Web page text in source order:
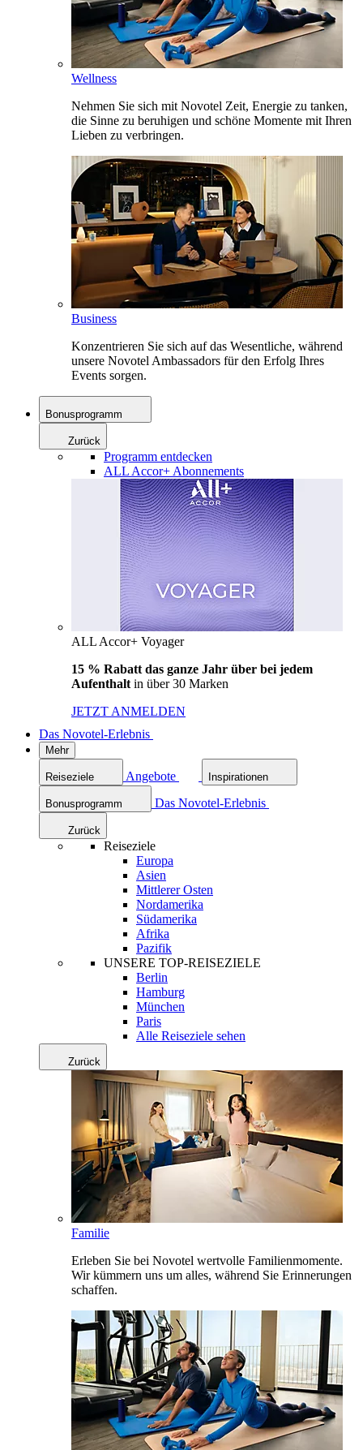
Wellness
Nehmen Sie sich mit Novotel Zeit, Energie zu tanken,
die Sinne zu beruhigen und schöne Momente mit Ihren
Lieben zu verbringen.
Business
Konzentrieren Sie sich auf das Wesentliche, während
unsere Novotel Ambassadors für den Erfolg Ihres
Events sorgen.
Bonusprogramm
Zurück
Programm entdecken
ALL Accor+ Abonnements
ALL Accor+ Voyager
15 % Rabatt das ganze Jahr über bei jedem
Aufenthalt in über 30 Marken
JETZT ANMELDEN
Das Novotel-Erlebnis
Mehr
Reiseziele Angebote Inspirationen
Bonusprogramm Das Novotel-Erlebnis
Zurück
Reiseziele
Europa
Asien
Mittlerer Osten
Nordamerika
Südamerika
Afrika
Pazifik
UNSERE TOP-REISEZIELE
Berlin
Hamburg
München
Paris
Alle Reiseziele sehen
Zurück
Familie
Erleben Sie bei Novotel wertvolle Familienmomente.
Wir kümmern uns um alles, während Sie Erinnerungen
schaffen.